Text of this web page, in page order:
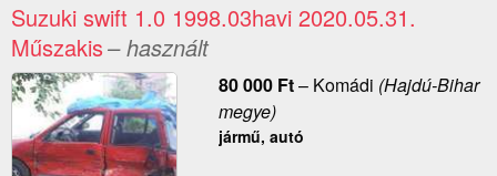
Suzuki swift 1.0 1998.03havi 2020.05.31.
Műszakis– használt
80 000 Ft– Komádi (Hajdú-Bihar
megye)
jármű, autó